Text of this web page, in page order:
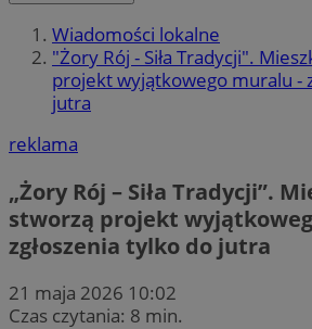
Wiadomości lokalne
"Żory Rój - Siła Tradycji".
projekt wyjątkowego muralu -
jutra
reklama
„Żory Rój – Siła Tradycji”.
stworzą projekt
zgłoszenia tylko do jutra
21 maja 2026 10:02
Czas czytania: 8 min.